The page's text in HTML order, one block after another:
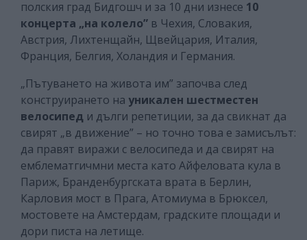
полския град Бидгошч и за 10 дни изнесе 10
концерта „на колело” в Чехия, Словакия,
Австрия, Лихтенщайн, Щвейцария, Италия,
Франция, Белгия, Холандия и Германия.
„Пътуването на живота им” започва след
конструирането на уникален шестместен
велосипед и дълги репетиции, за да свикнат да
свирят „в движение” – но точно това е замисълът:
да правят виражи с велосипеда и да свирят на
емблематгичмни места като Айфеловата кула в
Париж, Бранденбургската врата в Берлин,
Карловия мост в Прага, Атомиума в Брюксел,
мостовете на Амстердам, градските площади и
дори писта на летище.